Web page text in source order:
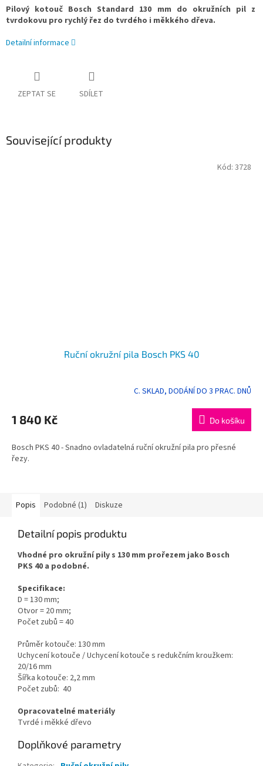
Pilový kotouč Bosch Standard 130 mm do okružních pil z
tvrdokovu pro rychlý řez do tvrdého i měkkého dřeva.
Detailní informace
ZEPTAT SE SDÍLET
Související produkty
Ruční okružní pila Bosch PKS 40
produktu
je
z
5
C. SKLAD, DODÁNÍ DO 3 PRAC. DNŮ
1 840 Kč Do košíku
Bosch PKS 40 - Snadno ovladatelná ruční okružní pila pro přesné
řezy.
Kód: 3728
Popis Podobné (1) Diskuze
Detailní popis produktu
Vhodné pro okružní pily s 130 mm prořezem jako Bosch
PKS 40 a podobné.
Specifikace:
D = 130 mm;
Otvor = 20 mm;
Počet zubů = 40
Průměr kotouče: 130 mm
Uchycení kotouče / Uchycení kotouče s redukčním kroužkem:
20/16 mm
Šířka kotouče: 2,2 mm
Počet zubů: 40
Opracovatelné materiály
Tvrdé i měkké dřevo
Doplňkové parametry